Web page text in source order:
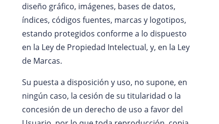
diseño gráfico, imágenes, bases de datos,
índices, códigos fuentes, marcas y logotipos,
estando protegidos conforme a lo dispuesto
en la Ley de Propiedad Intelectual, y, en la Ley
de Marcas.
Su puesta a disposición y uso, no supone, en
ningún caso, la cesión de su titularidad o la
concesión de un derecho de uso a favor del